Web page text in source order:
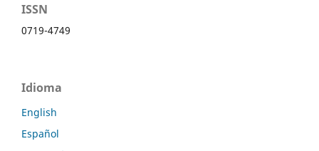
ISSN
0719-4749
Idioma
English
Español